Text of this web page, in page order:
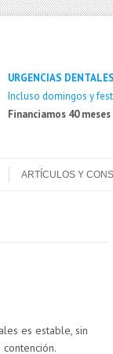
URGENCIAS DENTALES
Incluso domingos y
Financiamos 40
ARTÍCULOS Y
es estable, sin